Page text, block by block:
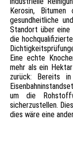
Kerosin,
gesundheitliche
Standort über eine
die
Eine echte
mehr als ein
zurück: Bereits
um die
sicherzustellen.
dies wäre eine